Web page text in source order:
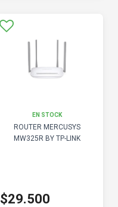
EN STOCK
ROUTER MERCUSYS
MW325R BY TP-LINK
$29.500